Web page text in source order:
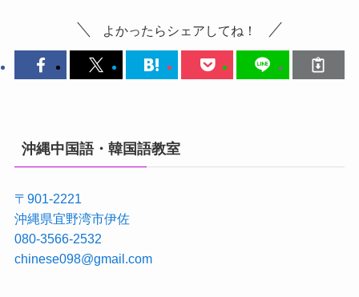
よかったらシェアしてね！
沖縄中国語・韓国語教室
〒901-2221
沖縄県宜野湾市伊佐
080-3566-2532
chinese098@gmail.com